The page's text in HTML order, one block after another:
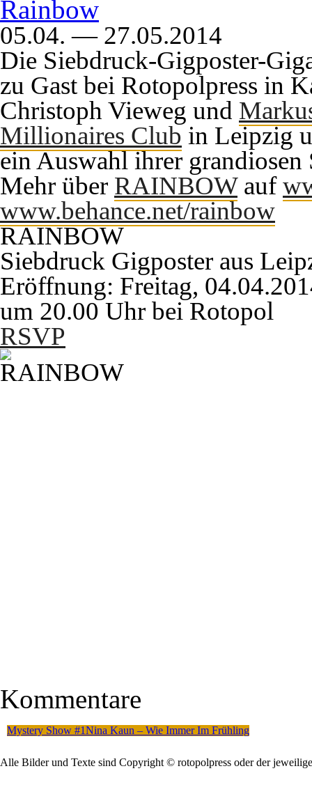
Rainbow
05.04. — 27.05.2014
Die Siebdruck-Gigposter-
zu Gast bei Rotopolpress in
Christoph Vieweg und
Millionaires Club in Leipzig
ein Auswahl ihrer
Mehr über RAINBOWauf
www.behance.net/rainbow
RAINBOW
Siebdruck Gigposter aus
Eröffnung: Freitag,
um 20.00 Uhr bei Rotopol
RSVP
Kommentare
Mystery Show #1Nina Kaun – Wie Immer Im Frühling
Alle Bilder und Texte sind Copyright © rotopolpress oder der